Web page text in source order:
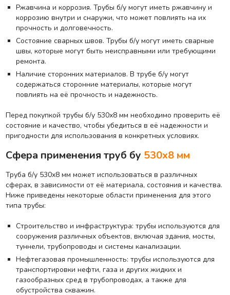
Ржавчина и коррозия. Трубы б/у могут иметь ржавчину и
коррозию внутри и снаружи, что может повлиять на их
прочность и долговечность.
Состояние сварных швов. Трубы б/у могут иметь сварные
швы, которые могут быть неисправными или требующими
ремонта.
Наличие сторонних материалов. В трубе б/у могут
содержаться сторонние материалы, которые могут
повлиять на её прочность и надежность.
Перед покупкой трубы б/у 530х8 мм необходимо проверить её
состояние и качество, чтобы убедиться в её надежности и
пригодности для использования в конкретных условиях.
Сфера применения труб бу 530х8 мм
Труба б/у 530х8 мм может использоваться в различных
сферах, в зависимости от её материала, состояния и качества.
Ниже приведены некоторые области применения для этого
типа трубы:
Строительство и инфраструктура: трубы используются для
сооружения различных объектов, включая здания, мосты,
туннели, трубопроводы и системы канализации.
Нефтегазовая промышленность: трубы используются для
транспортировки нефти, газа и других жидких и
газообразных сред в трубопроводах, а также для
обустройства скважин.